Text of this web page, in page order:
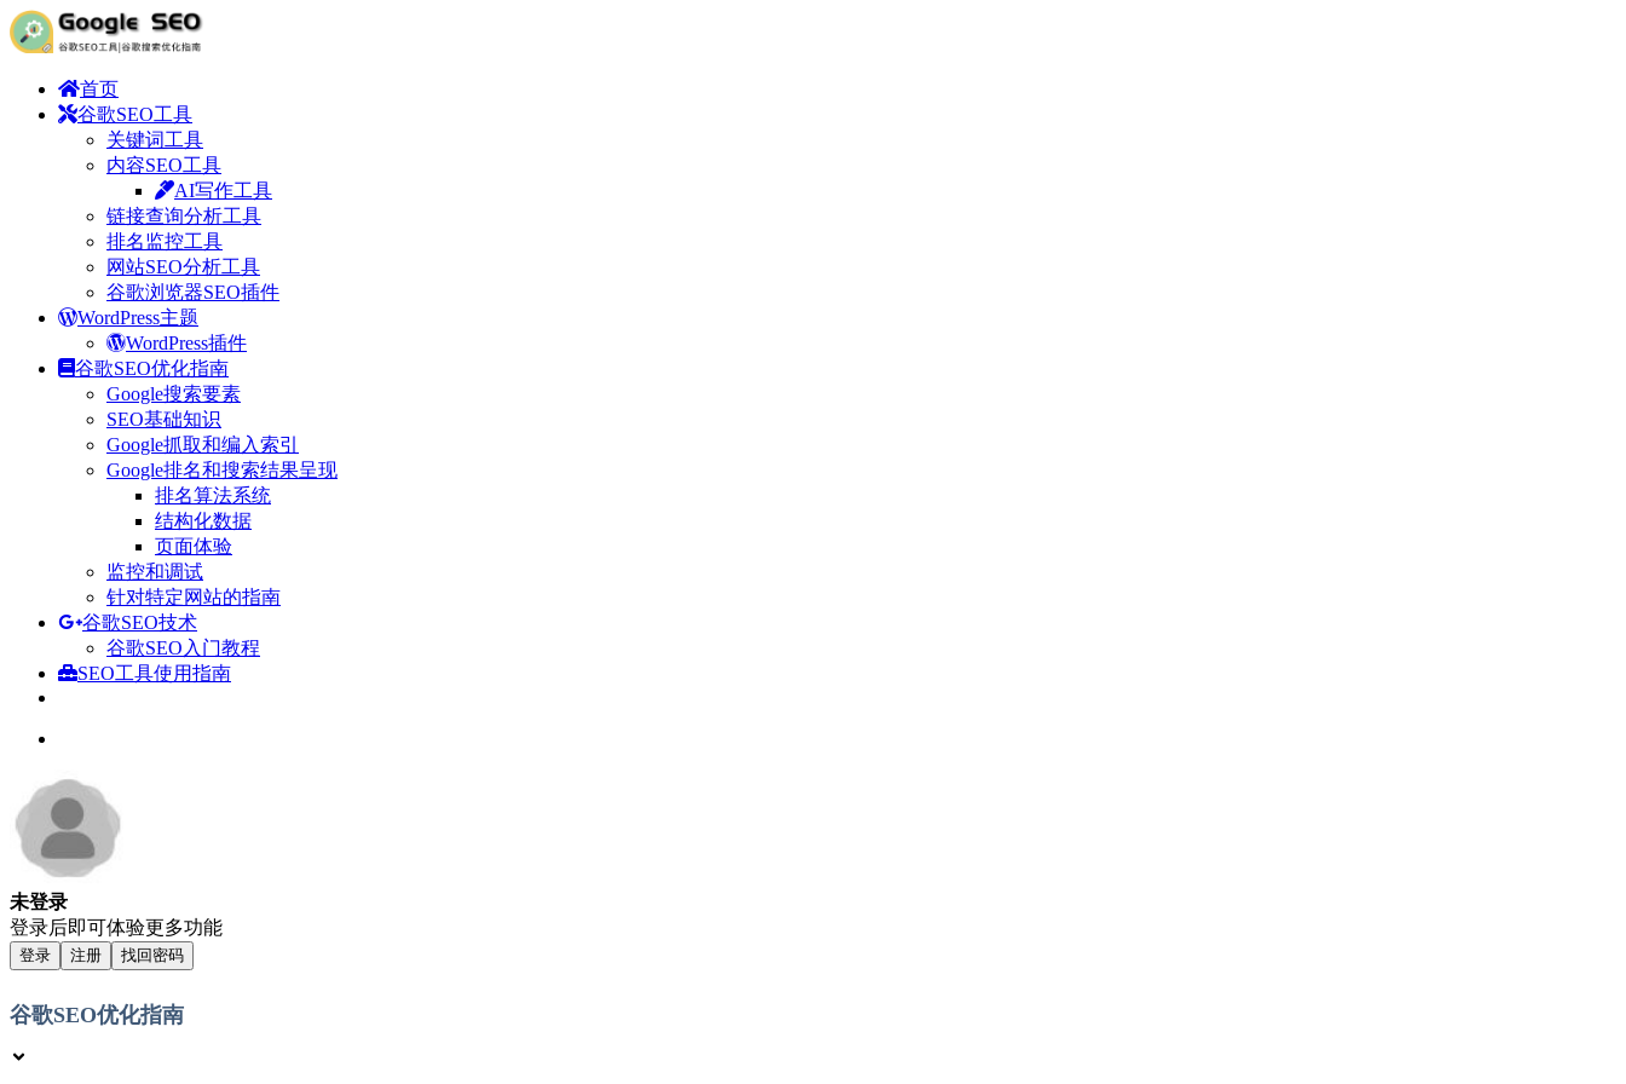
首页
谷歌SEO工具
关键词工具
内容SEO工具
AI写作工具
链接查询分析工具
排名监控工具
网站SEO分析工具
谷歌浏览器SEO插件
WordPress主题
WordPress插件
谷歌SEO优化指南
Google搜索要素
SEO基础知识
Google抓取和编入索引
Google排名和搜索结果呈现
排名算法系统
结构化数据
页面体验
监控和调试
针对特定网站的指南
谷歌SEO技术
谷歌SEO入门教程
SEO工具使用指南
未登录
登录后即可体验更多功能
登录 注册 找回密码
谷歌SEO优化指南